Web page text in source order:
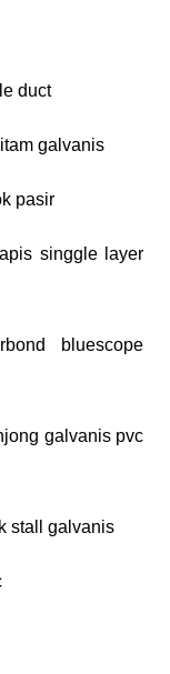
duct
galvanis
pasir
singgle layer
bluescope
galvanis pvc
stall galvanis